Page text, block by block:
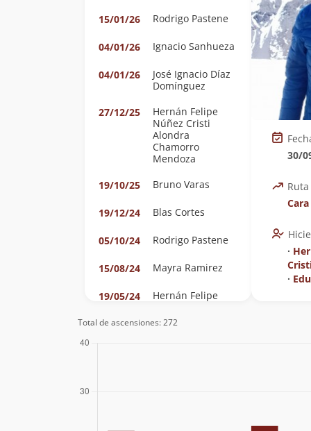
15/01/26
Rodrigo Pastene
04/01/26 Ignacio Sanhueza
04/01/26
José Ignacio Díaz
Domínguez
27/12/25
Hernán Felipe
Núñez Cristi
Alondra
Chamorro
Mendoza
19/10/25
Bruno Varas
19/12/24 Blas Cortes
05/10/24 Rodrigo Pastene
15/08/24 Mayra Ramirez
19/05/24
Hernán Felipe
Eduardo Muñoz
30/
Ruta
∙
∙
Total de ascensiones: 272